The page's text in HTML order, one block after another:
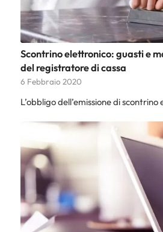
Scontrino elettronico: guasti e
del registratore di cassa
6 Febbraio 2020
L’obbligo dell’emissione di